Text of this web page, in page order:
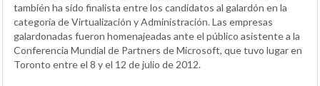
también ha sido finalista entre los candidatos al galardón en la
categoría de Virtualización y Administración. Las empresas
galardonadas fueron homenajeadas ante el público asistente a la
Conferencia Mundial de Partners de Microsoft, que tuvo lugar en
Toronto entre el 8 y el 12 de julio de 2012.